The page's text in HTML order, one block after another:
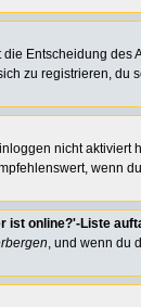
Entscheidung
zu registrieren, du
nicht aktiviert
wenn
ist online?'-Liste
, und wenn du